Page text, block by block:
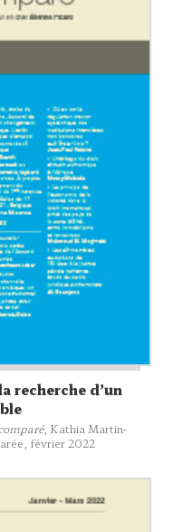
recherche d’un
, Kathia Martin-
, février 2022